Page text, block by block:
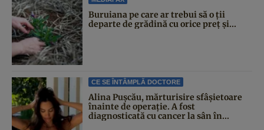
Buruiana pe care ar trebui să o ții
departe de grădină cu orice preț și...
CE SE ÎNTÂMPLĂ DOCTORE
Alina Pușcău, mărturisire sfâșietoare
înainte de operație. A fost
diagnosticată cu cancer la sân în...